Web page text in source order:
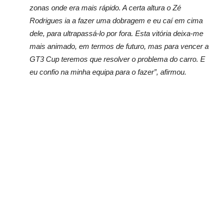
zonas onde era mais rápido. A certa altura o Zé
Rodrigues ia a fazer uma dobragem e eu caí em cima
dele, para ultrapassá-lo por fora. Esta vitória deixa-me
mais animado, em termos de futuro, mas para vencer a
GT3 Cup teremos que resolver o problema do carro. E
eu confio na minha equipa para o fazer”, afirmou.